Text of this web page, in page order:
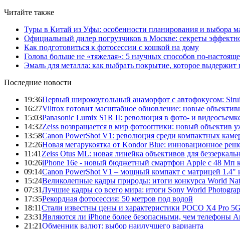
Читайте также
Туры в Китай из Уфы: особенности планирования и выбора
Официальный дилер погрузчиков в Москве: секреты
Как подготовиться к фотосессии с кошкой на дому
Голова больше не «тяжелая»: 5 научных способов по-
Эмаль для металла: как выбрать покрытие, которое выдержит
Последние новости
19:36Первый широкоугольный анаморфот с автофокусом:
16:27Viltrox готовит масштабное обновление: новые
15:03Panasonic Lumix S1R II: революция в фото- и
14:32Zeiss возвращается в мир фотооптики: новый объектив
13:58Canon PowerShot V1: революция среди компактных
12:26Новая мегарукоятка от Kondor Blue: инновационное
11:41 Zeiss Otus ML: новая линейка объективов для
10:26iPhone 16e - новый бюджетный смартфон Apple с 48 Мп
09:14Canon PowerShot V1 – мощный компакт с матрицей 1.4"
15:24Великолепные кадры природы: итоги конкурса World
07:31Лучшие кадры со всего мира: итоги Sony World
17:35Рекордная фотосессия: 50 метров под водой
18:11Стали известны цены и характеристики POCO X4 Pro 5G
23:31 Являются ли iPhone более безопасными, чем телефоны
21:21Обменник валют: выбор наилучшего варианта